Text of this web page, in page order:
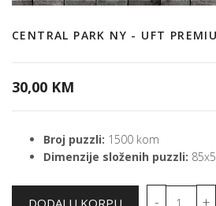
CENTRAL PARK NY - UFT
30,00 KM
Broj puzzli: 1500 kom
Dimenzije složenih puzzli: